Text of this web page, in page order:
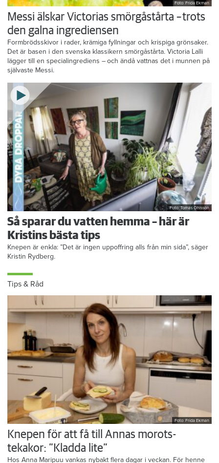
Foto: Frida Ekman
Messi älskar Victorias smörgåstårta – trots
den galna ingrediensen
Formbrödsskivor i rader, krämiga fyllningar och krispiga grönsaker.
Det är basen i den svenska klassikern smörgåstårta. Victoria Lalli
lägger till en specialingrediens – och ändå vattnas det i munnen på
självaste Messi.
Foto: Tomas Ohlsson
Så sparar du vatten hemma – här är
Kristins bästa tips
Knepen är enkla: ”Det är ingen uppoffring alls från min sida”, säger
Kristin Rydberg.
Tips & Råd
Foto: Frida Ekman
Knepen för att få till Annas morots-
tekakor: ”Kladda lite”
Hos Anna Maripuu vankas nybakt flera dagar i veckan. För henne